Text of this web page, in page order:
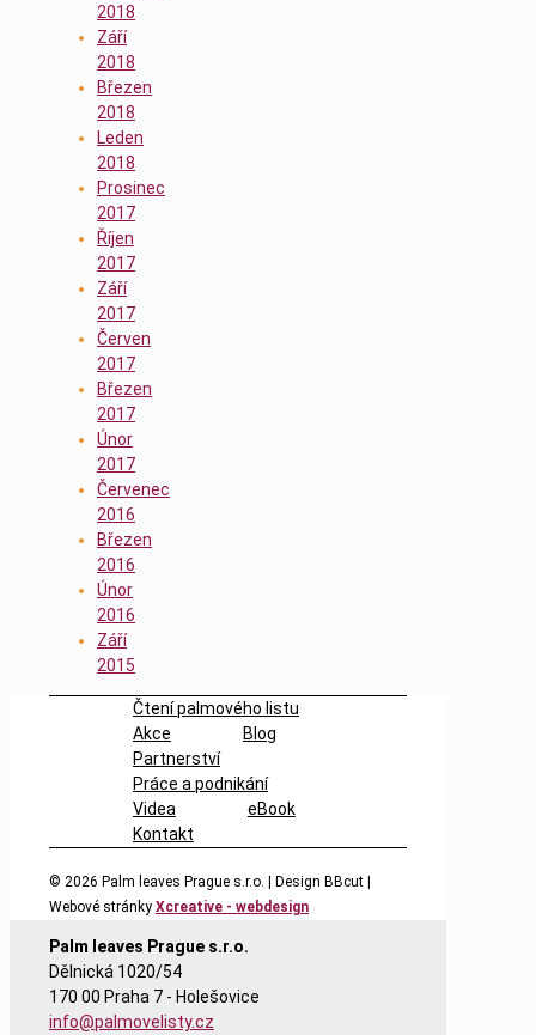
2018
Září
2018
Březen
2018
Leden
2018
Prosinec
2017
Říjen
2017
Září
2017
Červen
2017
Březen
2017
Únor
2017
Červenec
2016
Březen
2016
Únor
2016
Září
2015
Čtení palmového listu
Akce
Blog
Partnerství
Práce a podnikání
Videa
eBook
Kontakt
© 2026 Palm leaves Prague s.r.o. | Design BBcut |
Webové stránky Xcreative - webdesign
Palm leaves Prague s.r.o.
Dělnická 1020/54
170 00 Praha 7 - Holešovice
info@palmovelisty.cz